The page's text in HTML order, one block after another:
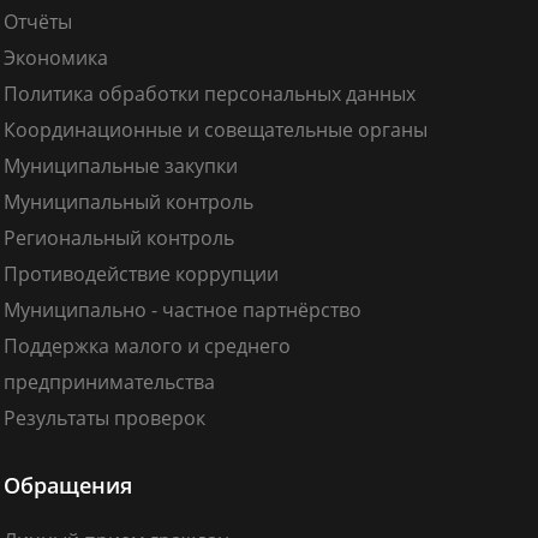
Отчёты
Экономика
Политика обработки персональных данных
Координационные и совещательные органы
Муниципальные закупки
Муниципальный контроль
Региональный контроль
Противодействие коррупции
Муниципально - частное партнёрство
Поддержка малого и среднего
предпринимательства
Результаты проверок
Обращения